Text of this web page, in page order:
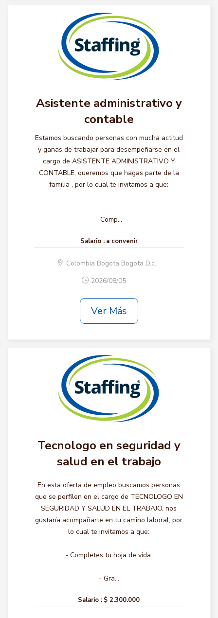
Asistente administrativo y
contable
Estamos buscando personas con mucha actitud
y ganas de trabajar para desempeñarse en el
cargo de ASISTENTE ADMINISTRATIVO Y
CONTABLE, queremos que hagas parte de la
familia , por lo cual te invitamos a que:
- Comp...
Salario : a convenir
Colombia Bogota Bogota D.c.
2026/08/05
Ver Más
Tecnologo en seguridad y
salud en el trabajo
En esta oferta de empleo buscamos personas
que se perfilen en el cargo de TECNOLOGO EN
SEGURIDAD Y SALUD EN EL TRABAJO, nos
gustaría acompañarte en tu camino laboral, por
lo cual te invitamos a que:
- Completes tu hoja de vida.
- Gra...
Salario : $ 2.300.000